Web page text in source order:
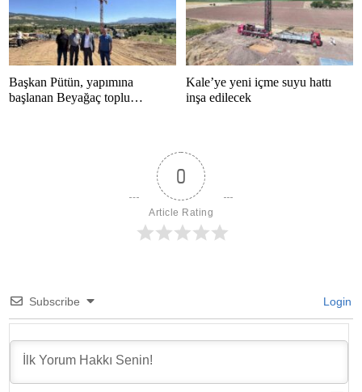
Başkan Pütün, yapımına
başlanan Beyağaç toplu
Kale’ye yeni içme suyu hattı
inşa edilecek
0
Article Rating
Subscribe Login